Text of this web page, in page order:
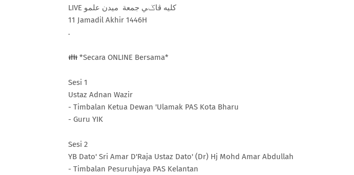
LIVE کليه ڤاݢي جمعة ميدن علمو
11 Jamadil Akhir 1446H
.
👪 *Secara ONLINE Bersama*
Sesi 1
Ustaz Adnan Wazir
- Timbalan Ketua Dewan 'Ulamak PAS Kota Bharu
- Guru YIK
Sesi 2
YB Dato' Sri Amar D'Raja Ustaz Dato' (Dr) Hj Mohd Amar Abdullah
- Timbalan Pesuruhjaya PAS Kelantan